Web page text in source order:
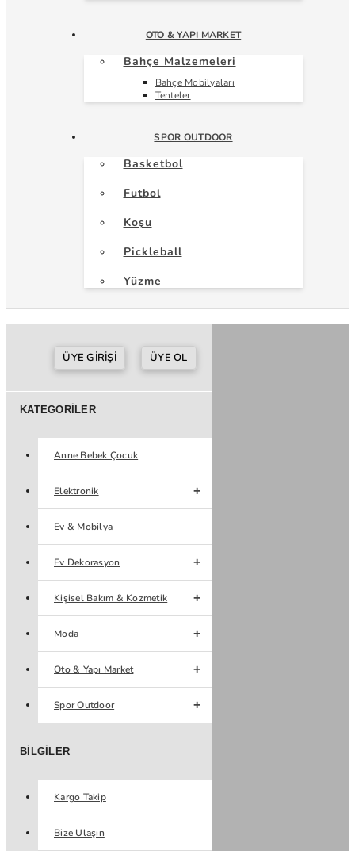
OTO & YAPI MARKET
Bahçe Malzemeleri
Bahçe Mobilyaları
Tenteler
SPOR OUTDOOR
Basketbol
Futbol
Koşu
Pickleball
Yüzme
ÜYE GIRIŞI ÜYE OL
KATEGORILER
Anne Bebek Çocuk
Elektronik
Ev & Mobilya
Ev Dekorasyon
Kişisel Bakım & Kozmetik
Moda
Oto & Yapı Market
Spor Outdoor
BILGILER
Kargo Takip
Bize Ulaşın